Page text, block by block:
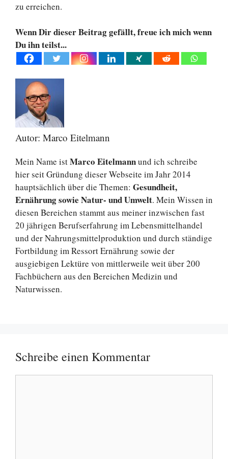
zu erreichen.
Wenn Dir dieser Beitrag gefällt, freue ich mich wenn
Du ihn teilst...
Autor: Marco Eitelmann
Mein Name istMarco Eitelmannund ich schreibe
hier seit Gründung dieser Webseite im Jahr 2014
hauptsächlich über die Themen: Gesundheit,
Ernährung sowie Natur- und Umwelt. Mein Wissen in
diesen Bereichen stammt aus meiner inzwischen fast
20 jährigen Berufserfahrung im Lebensmittelhandel
und der Nahrungsmittelproduktion und durch ständige
Fortbildung im Ressort Ernährung sowie der
ausgiebigen Lektüre von mittlerweile weit über 200
Fachbüchern aus den Bereichen Medizin und
Naturwissen.
Schreibe einen Kommentar